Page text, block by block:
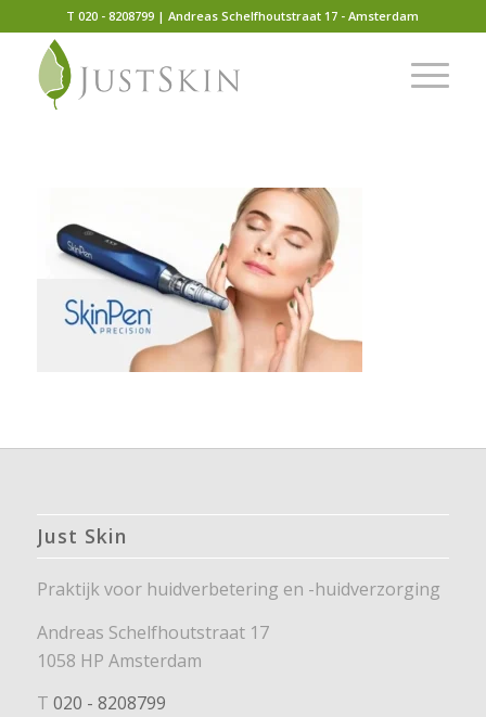
T 020 - 8208799 | Andreas Schelfhoutstraat 17 - Amsterdam
Just Skin
Praktijk voor huidverbetering en -huidverzorging
Andreas Schelfhoutstraat 17
1058 HP Amsterdam
T 020 - 8208799